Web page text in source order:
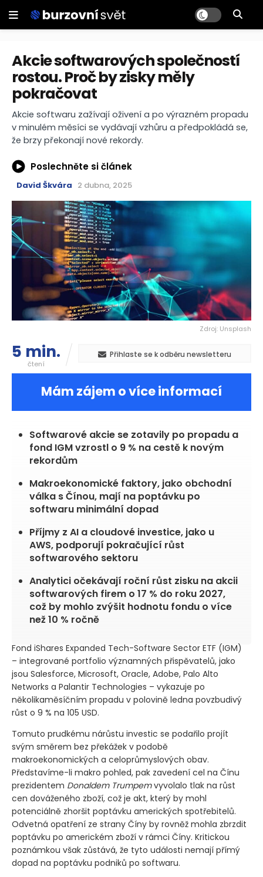
Akcie softwarových společností
rostou. Proč by zisky měly
pokračovat
Akcie softwaru zažívají oživení a po výrazném propadu
v minulém měsíci se vydávají vzhůru a předpokládá se,
že brzy překonají nové rekordy.
Poslechněte si článek
David Škvára 2 dubna, 2025
Zdroj: Unsplash
5 min.
čtení
Přihlaste se k odběru newsletteru
Mám zájem o více informací
Softwarové akcie se zotavily po propadu a
fond IGM vzrostl o 9 % na cestě k novým
rekordům
Makroekonomické faktory, jako obchodní
válka s Čínou, mají na poptávku po
softwaru minimální dopad
Příjmy z AI a cloudové investice, jako u
AWS, podporují pokračující růst
softwarového sektoru
Analytici očekávají roční růst zisku na akcii
softwarových firem o 17 % do roku 2027,
což by mohlo zvýšit hodnotu fondu o více
než 10 % ročně
Fond iShares Expanded Tech-Software Sector ETF (IGM)
– integrované portfolio významných přispěvatelů, jako
jsou Salesforce, Microsoft, Oracle, Adobe, Palo Alto
Networks a Palantir Technologies – vykazuje po
několikaměsíčním propadu v polovině ledna povzbudivý
růst o 9 % na 105 USD.
Tomuto prudkému nárůstu investic se podařilo projít
svým směrem bez překážek v podobě
makroekonomických a celoprůmyslových obav.
Představíme-li makro pohled, pak zavedení cel na Čínu
prezidentem Donaldem Trumpemvyvolalo tlak na růst
cen dováženého zboží, což je akt, který by mohl
potenciálně zhoršit poptávku amerických spotřebitelů.
Odvetná opatření ze strany Číny by rovněž mohla zbrzdit
poptávku po americkém zboží v rámci Číny. Kritickou
poznámkou však zůstává, že tyto události nemají přímý
dopad na poptávku podniků po softwaru.